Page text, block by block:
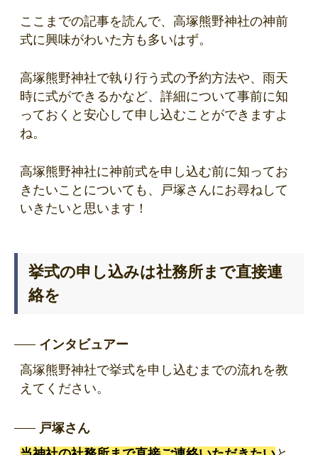
ここまでの記事を読んで、高塚熊野神社の神前
式に興味がわいた方も多いはず。
高塚熊野神社で執り行う式の予約方法や、雨天
時に式ができるかなど、詳細について事前に知
っておくと安心して申し込むことができますよ
ね。
高塚熊野神社に神前式を申し込む前に知ってお
きたいことについても、戸塚さんにお尋ねして
いきたいと思います！
挙式の申し込みは社務所まで直接連
絡を
インタビュアー
高塚熊野神社で挙式を申し込むまでの流れを教
えてください。
戸塚さん